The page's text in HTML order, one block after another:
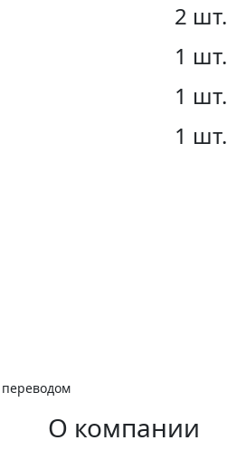
2 шт.
1 шт.
1 шт.
1 шт.
О компании